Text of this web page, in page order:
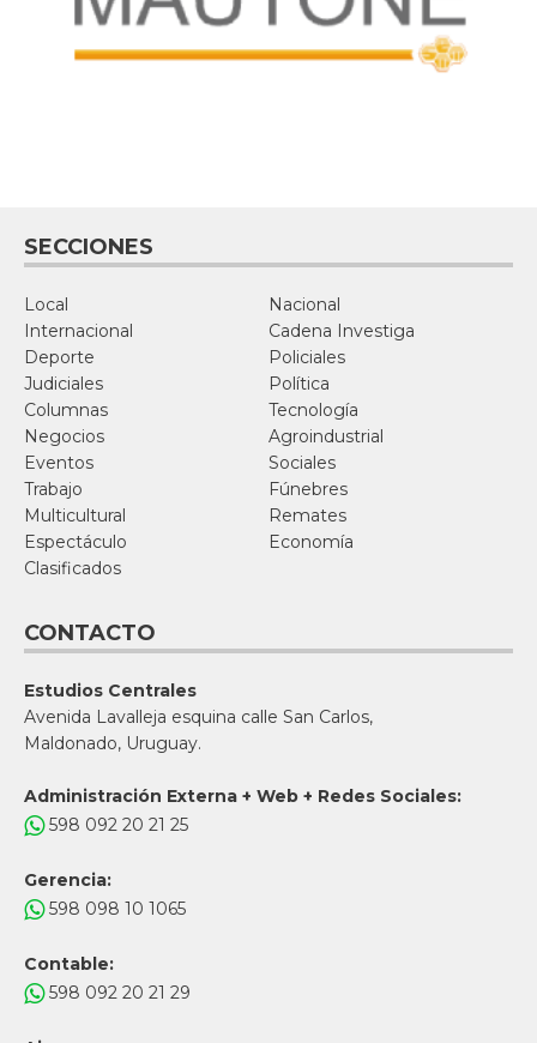
SECCIONES
Local
Nacional
Internacional
Cadena Investiga
Deporte
Policiales
Judiciales
Política
Columnas
Tecnología
Negocios
Agroindustrial
Eventos
Sociales
Trabajo
Fúnebres
Multicultural
Remates
Espectáculo
Economía
Clasificados
CONTACTO
Estudios Centrales
Avenida Lavalleja esquina calle San Carlos,
Maldonado, Uruguay.
Administración Externa + Web + Redes Sociales:
598 092 20 21 25
Gerencia:
598 098 10 1065
Contable:
598 092 20 21 29